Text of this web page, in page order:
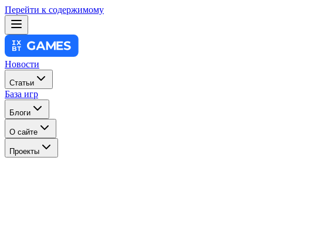
Перейти к содержимому
Новости
Статьи
База игр
Блоги
О сайте
Проекты